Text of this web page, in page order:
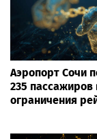
Аэропорт Сочи
235 пассажиров
ограничения